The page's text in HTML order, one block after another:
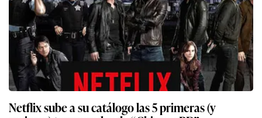
Netflix sube a su catálogo las 5 primeras (y